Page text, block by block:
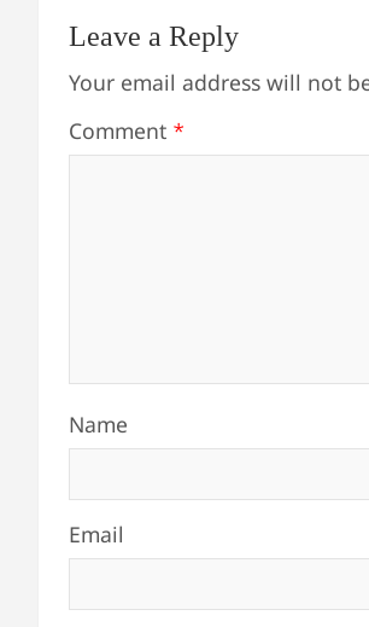
Leave a Reply
Your email address will not
Comment *
Name
Email